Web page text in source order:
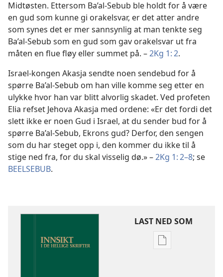
Midtøsten. Ettersom Ba’al-Sebub ble holdt for å være
en gud som kunne gi orakelsvar, er det atter andre
som synes det er mer sannsynlig at man tenkte seg
Ba’al-Sebub som en gud som gav orakelsvar ut fra
måten en flue fløy eller summet på. –2Kg 1: 2.
Israel-kongen Akasja sendte noen sendebud for å
spørre Ba’al-Sebub om han ville komme seg etter en
ulykke hvor han var blitt alvorlig skadet. Ved profeten
Elia refset Jehova Akasja med ordene: «Er det fordi det
slett ikke er noen Gud i Israel, at du sender bud for å
spørre Ba’al-Sebub, Ekrons gud? Derfor, den sengen
som du har steget opp i, den kommer du ikke til å
stige ned fra, for du skal visselig dø.» –2Kg 1: 2–8; se
BEELSEBUB.
LAST NED SOM